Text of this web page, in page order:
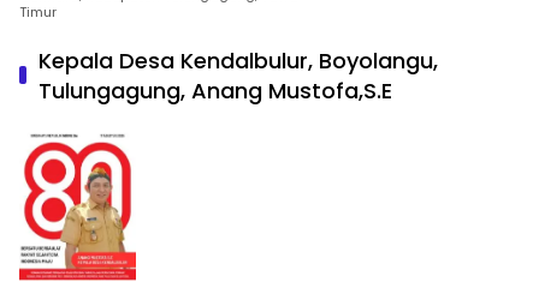
Timur
Kepala Desa Kendalbulur, Boyolangu,
Tulungagung, Anang Mustofa,S.E